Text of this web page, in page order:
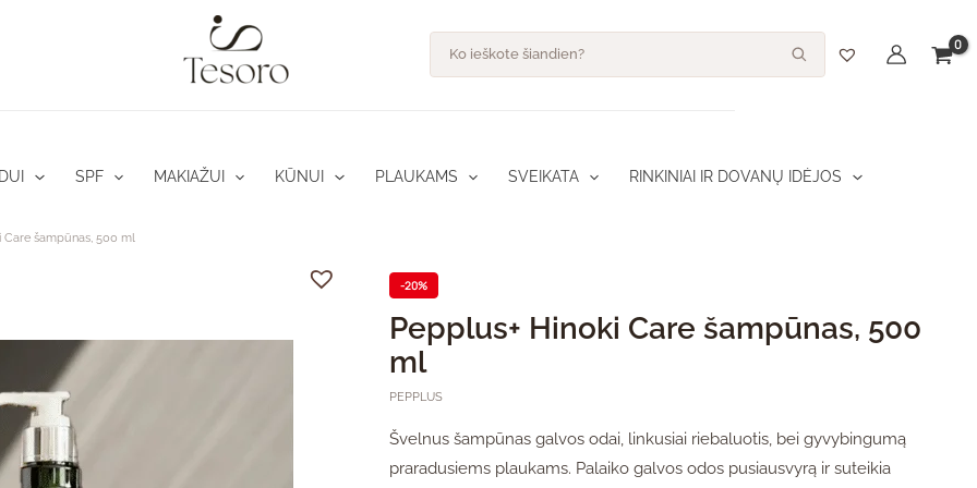
search
SPF MAKIAŽUI KŪNUI PLAUKAMS SVEIKATA RINKINIAI IR DOVANŲ IDĖJOS
Care šampūnas, 500 ml
-20%
Pepplus+ Hinoki Care šampūnas, 500
ml
PEPPLUS
Švelnus šampūnas galvos odai, linkusiai riebaluotis, bei gyvybingumą
praradusiems plaukams. Palaiko galvos odos pusiausvyrą ir suteikia